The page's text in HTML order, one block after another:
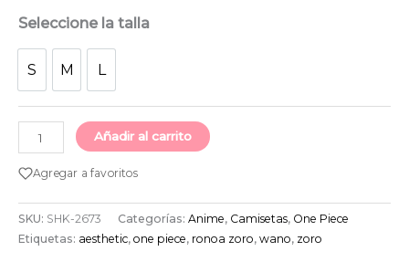
Seleccione la talla
S M L
Añadir al carrito
Agregar a favoritos
SKU: SHK-2673 Categorías: Anime, Camisetas, One Piece
Etiquetas: aesthetic, one piece, ronoa zoro, wano, zoro